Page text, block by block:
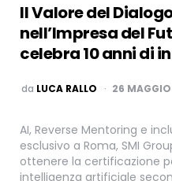
Il Valore del
nell’Impresa del
celebra 10 anni di
PUBBLICATO
da LUCA RALLO 26
AI, Reverse Mentoring e
esclusivo a Roma, SMI
ottenere la certificazione
intelligenza artificiale